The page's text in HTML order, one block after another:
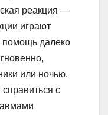
реакция —
играют
помощь далеко
или ночью.
с